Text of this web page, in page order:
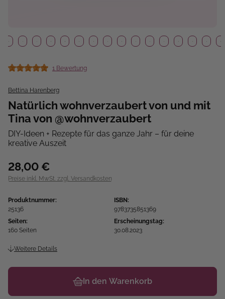
Durchschnittliche Bewertung von 5 von 5 Sternen
1 Bewertung
Bettina Harenberg
Natürlich wohnverzaubert von und mit
Tina von @wohnverzaubert
DIY-Ideen + Rezepte für das ganze Jahr – für deine
kreative Auszeit
28,00 €
Preise inkl. MwSt. zzgl. Versandkosten
Produktnummer:
25136
ISBN:
9783735851369
Seiten:
160 Seiten
Erscheinungstag:
30.08.2023
Weitere Details
In den Warenkorb